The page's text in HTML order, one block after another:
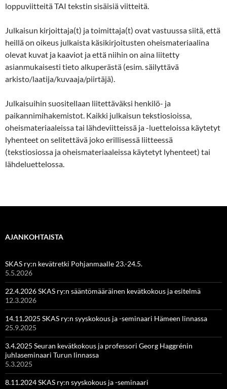
loppuviitteitä TAI tekstin sisäisiä viitteitä.
Julkaisun kirjoittaja(t) ja toimittaja(t) ovat vastuussa siitä, että
heillä on oikeus julkaista käsikirjoitusten oheismateriaalina
olevat kuvat ja kaaviot ja että niihin on aina liitetty
asianmukaisesti tieto alkuperästä (esim. säilyttävä
arkisto/laatija/kuvaaja/piirtäjä).
Julkaisuihin suositellaan liitettäväksi henkilö- ja
paikannimihakemistot. Kaikki julkaisun tekstiosioissa,
oheismateriaaleissa tai lähdeviitteissä ja -luetteloissa käytetyt
lyhenteet on selitettävä joko erillisessä liitteessä
(tekstiosiossa ja oheismateriaaleissa käytetyt lyhenteet) tai
lähdeluettelossa.
AJANKOHTAISTA
SKAS ry:n kevätretki Pohjanmaalle 23.-24.5.
5.5.2026
22.4.2026 SKAS ry:n sääntömääräinen kevätkokous ja esitelmä
12.3.2026
14.11.2025 SKAS ry:n syyskokous ja -seminaari Hämeen linnassa
25.9.2025
3.4.2025 Seuran kevätkokous ja professori Georg Haggrénin
juhlaseminaari Turun linnassa
5.3.2025
8.11.2024 SKAS ry:n syyskokous ja -seminaari